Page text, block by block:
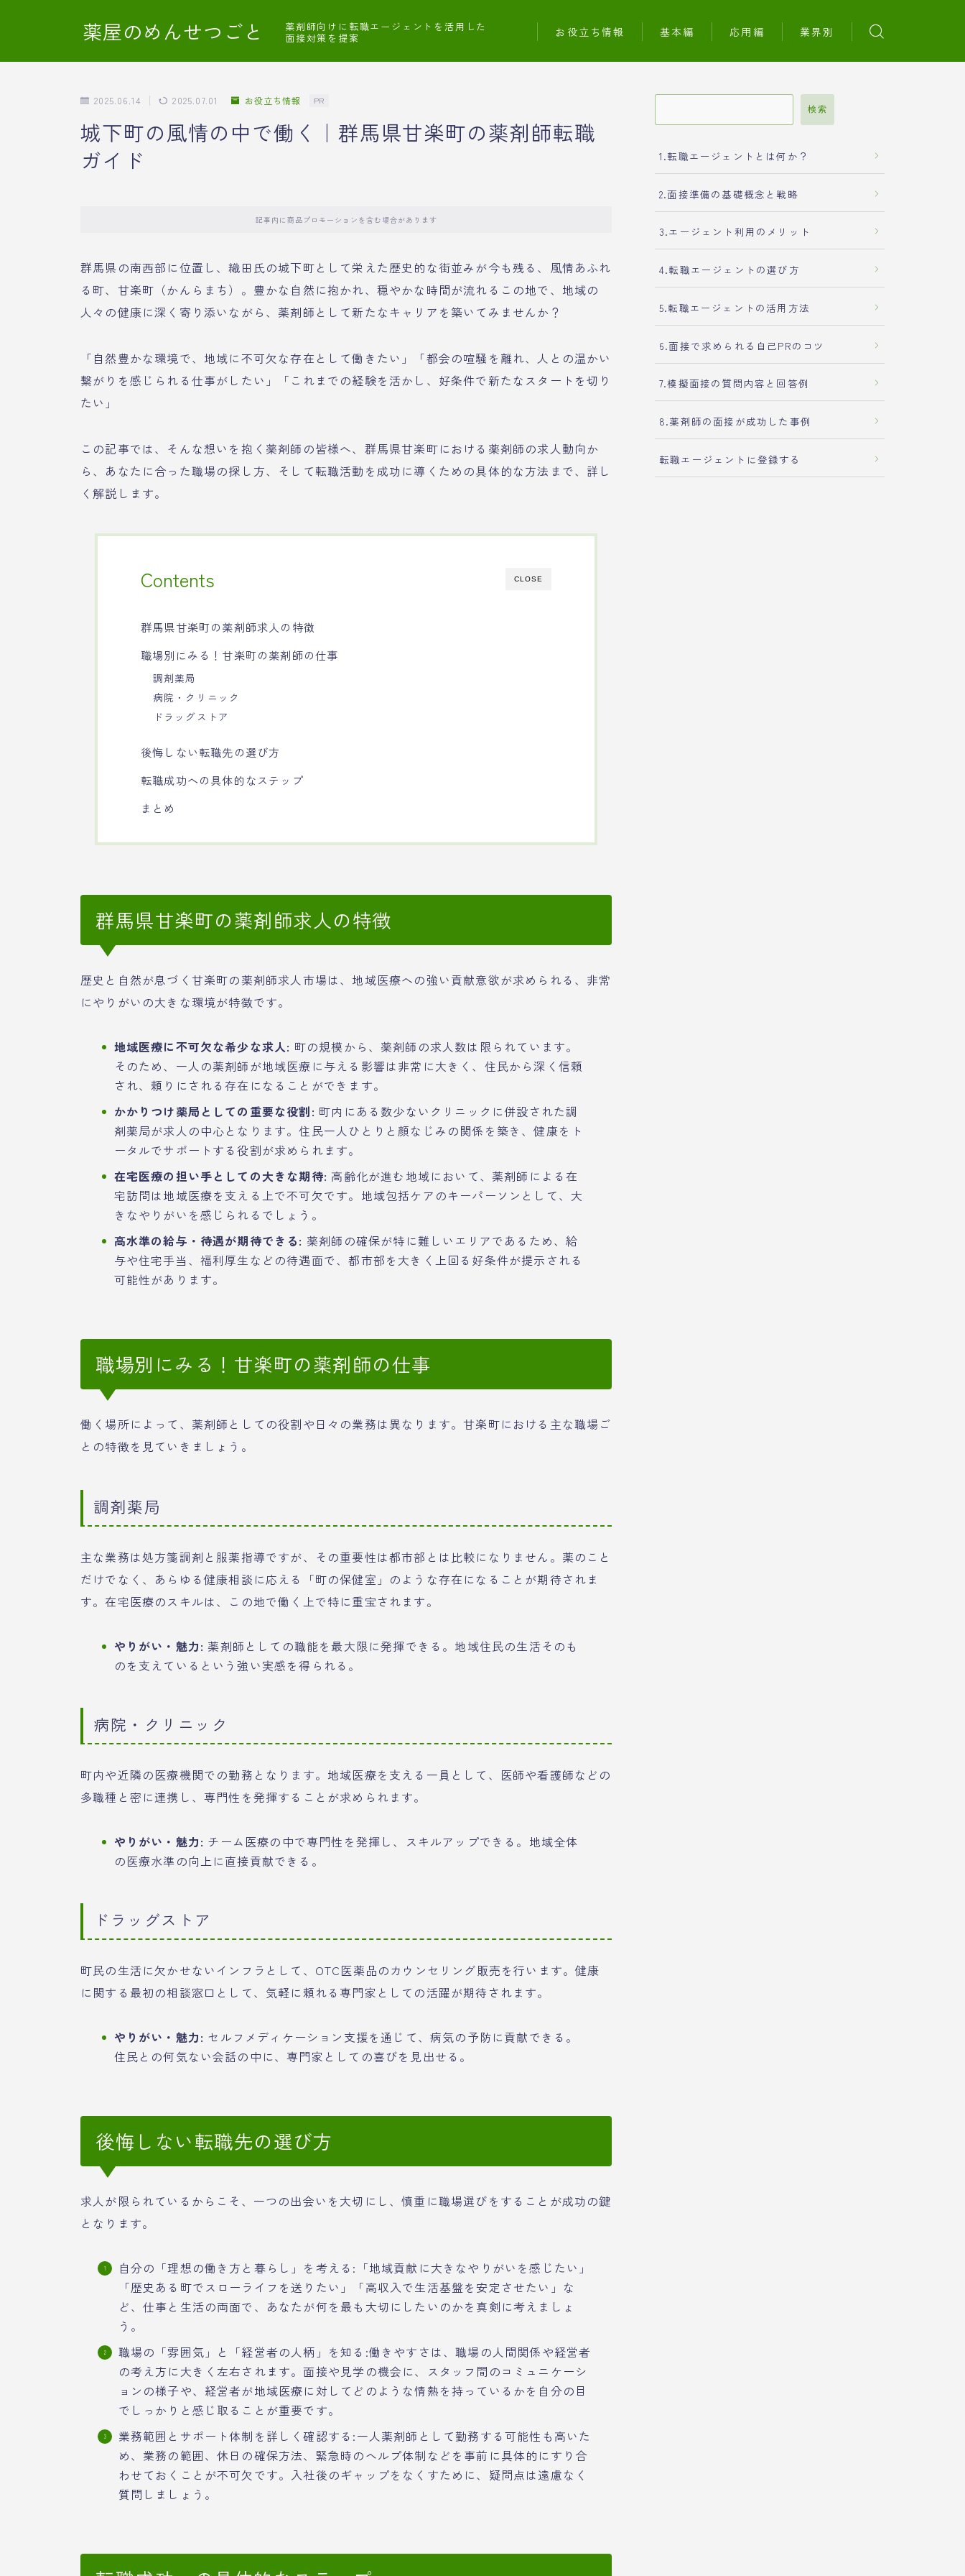
薬屋のめんせつごと
薬剤師向けに転職エージェントを活用した
面接対策を提案
お役立ち情報 基本編 応用編 業界別
2025.06.14 2025.07.01 お役立ち情報 PR
城下町の風情の中で働く｜群馬県甘楽町の薬剤師転職
ガイド
記事内に商品プロモーションを含む場合があります
群馬県の南西部に位置し、織田氏の城下町として栄えた歴史的な街並みが今も残る、風情あふれ
る町、甘楽町（かんらまち）。豊かな自然に抱かれ、穏やかな時間が流れるこの地で、地域の
人々の健康に深く寄り添いながら、薬剤師として新たなキャリアを築いてみませんか？
「自然豊かな環境で、地域に不可欠な存在として働きたい」「都会の喧騒を離れ、人との温かい
繋がりを感じられる仕事がしたい」「これまでの経験を活かし、好条件で新たなスタートを切り
たい」
この記事では、そんな想いを抱く薬剤師の皆様へ、群馬県甘楽町における薬剤師の求人動向か
ら、あなたに合った職場の探し方、そして転職活動を成功に導くための具体的な方法まで、詳し
く解説します。
CLOSE
Contents
群馬県甘楽町の薬剤師求人の特徴
職場別にみる！甘楽町の薬剤師の仕事
調剤薬局
病院・クリニック
ドラッグストア
後悔しない転職先の選び方
転職成功への具体的なステップ
まとめ
群馬県甘楽町の薬剤師求人の特徴
歴史と自然が息づく甘楽町の薬剤師求人市場は、地域医療への強い貢献意欲が求められる、非常
にやりがいの大きな環境が特徴です。
地域医療に不可欠な希少な求人: 町の規模から、薬剤師の求人数は限られています。
そのため、一人の薬剤師が地域医療に与える影響は非常に大きく、住民から深く信頼
され、頼りにされる存在になることができます。
かかりつけ薬局としての重要な役割: 町内にある数少ないクリニックに併設された調
剤薬局が求人の中心となります。住民一人ひとりと顔なじみの関係を築き、健康をト
ータルでサポートする役割が求められます。
在宅医療の担い手としての大きな期待: 高齢化が進む地域において、薬剤師による在
宅訪問は地域医療を支える上で不可欠です。地域包括ケアのキーパーソンとして、大
きなやりがいを感じられるでしょう。
高水準の給与・待遇が期待できる: 薬剤師の確保が特に難しいエリアであるため、給
与や住宅手当、福利厚生などの待遇面で、都市部を大きく上回る好条件が提示される
可能性があります。
職場別にみる！甘楽町の薬剤師の仕事
働く場所によって、薬剤師としての役割や日々の業務は異なります。甘楽町における主な職場ご
との特徴を見ていきましょう。
調剤薬局
主な業務は処方箋調剤と服薬指導ですが、その重要性は都市部とは比較になりません。薬のこと
だけでなく、あらゆる健康相談に応える「町の保健室」のような存在になることが期待されま
す。在宅医療のスキルは、この地で働く上で特に重宝されます。
やりがい・魅力: 薬剤師としての職能を最大限に発揮できる。地域住民の生活そのも
のを支えているという強い実感を得られる。
病院・クリニック
町内や近隣の医療機関での勤務となります。地域医療を支える一員として、医師や看護師などの
多職種と密に連携し、専門性を発揮することが求められます。
やりがい・魅力: チーム医療の中で専門性を発揮し、スキルアップできる。地域全体
の医療水準の向上に直接貢献できる。
ドラッグストア
町民の生活に欠かせないインフラとして、OTC医薬品のカウンセリング販売を行います。健康
に関する最初の相談窓口として、気軽に頼れる専門家としての活躍が期待されます。
やりがい・魅力: セルフメディケーション支援を通じて、病気の予防に貢献できる。
住民との何気ない会話の中に、専門家としての喜びを見出せる。
後悔しない転職先の選び方
求人が限られているからこそ、一つの出会いを大切にし、慎重に職場選びをすることが成功の鍵
となります。
自分の「理想の働き方と暮らし」を考える:「地域貢献に大きなやりがいを感じたい」
「歴史ある町でスローライフを送りたい」「高収入で生活基盤を安定させたい」な
ど、仕事と生活の両面で、あなたが何を最も大切にしたいのかを真剣に考えましょ
う。
職場の「雰囲気」と「経営者の人柄」を知る:働きやすさは、職場の人間関係や経営者
の考え方に大きく左右されます。面接や見学の機会に、スタッフ間のコミュニケーシ
ョンの様子や、経営者が地域医療に対してどのような情熱を持っているかを自分の目
でしっかりと感じ取ることが重要です。
業務範囲とサポート体制を詳しく確認する:一人薬剤師として勤務する可能性も高いた
め、業務の範囲、休日の確保方法、緊急時のヘルプ体制などを事前に具体的にすり合
わせておくことが不可欠です。入社後のギャップをなくすために、疑問点は遠慮なく
質問しましょう。
検索
1.転職エージェントとは何か？
2.面接準備の基礎概念と戦略
3.エージェント利用のメリット
4.転職エージェントの選び方
5.転職エージェントの活用方法
6.面接で求められる自己PRのコツ
7.模擬面接の質問内容と回答例
8.薬剤師の面接が成功した事例
転職エージェントに登録する